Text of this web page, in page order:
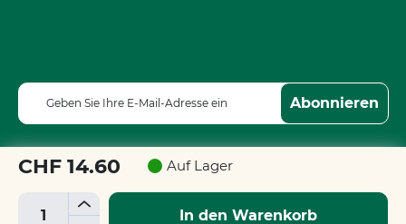
CHF 14.60 Auf Lager
+
In den Warenkorb
M
d
e
Abonnieren